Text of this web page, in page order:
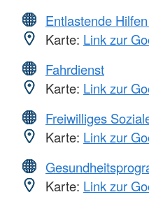
Entlastende
Karte: Link zur
Fahrdienst
Karte: Link zur
Freiwilliges
Karte: Link zur
Karte: Link zur